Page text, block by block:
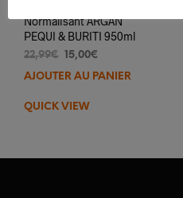
Normalisant ARGAN
PEQUI & BURITI 950ml
22,99€ Le
prix
était :
15,00€
prix
AJOUTER AU PANIER
QUICK VIEW